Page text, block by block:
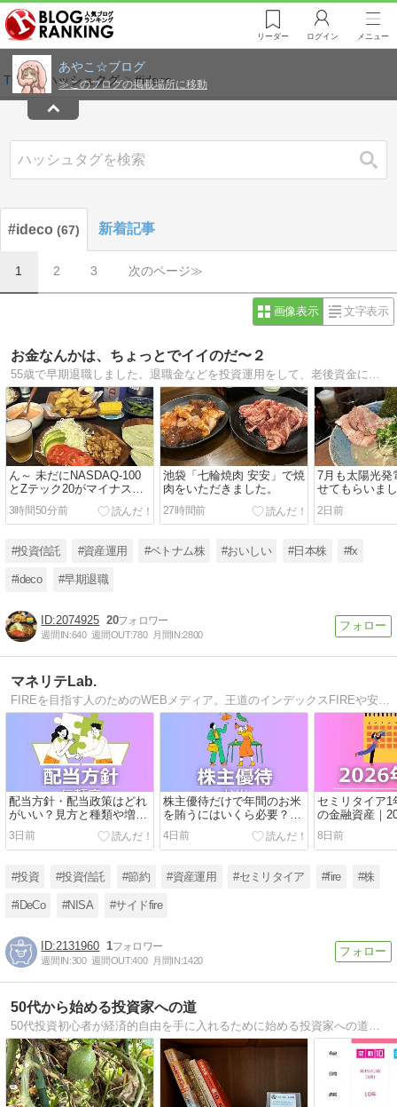
リーダー ログイン メニュー
あやこ☆ブログ
≫ このブログの掲載場所に移動
TOP ハッシュタグ #ideco
検索
#ideco 67 新着記事
1 2 3 次のページ≫
画像表示 文字表示
お金なんかは、ちょっとでイイのだ〜２
55歳で早期退職しました。退職金などを投資運用をして、老後資金にあてたいと思ってますが、上手くいくでしょうか？ 素人投資家の危険な運用記録です。
ん～ 未だにNASDAQ-100
とZテック20がマイナスだ
3時間50分前
池袋「七輪焼肉 安安」で焼
肉をいただきました。
27時間前
7月も太陽光発
せてもらいま
2日前
#投資信託 #資産運用 #ベトナム株 #おいしい #日本株 #fx
#ideco #早期退職
2074925 20
週間IN:640 週間OUT:780 月間IN:2800
マネリテLab.
FIREを目指す人のためのWEBメディア。王道のインデックスFIREや安定志向の高配当FIRE、おさえておきたい税制や公的制度などあらゆる情報を発信しています。
配当方針・配当政策はどれ
がいい？見方と種類や増配
の信頼度
3日前
株主優待だけで年間のお米
を賄うにはいくら必要？お
すすめの4パターン
4日前
セミリタイア1
の金融資産｜
をアセット別
8日前
#投資 #投資信託 #節約 #資産運用 #セミリタイア #fire #株
#iDeCo #NISA #サイドfire
2131960 1
週間IN:300 週間OUT:400 月間IN:1420
50代から始める投資家への道